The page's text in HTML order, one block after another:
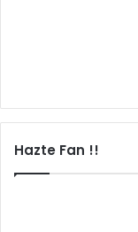
Hazte Fan !!